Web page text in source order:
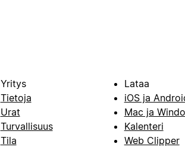
Yritys
Tietoja
Urat
Turvallisuus
Tila
Lataa
iOS ja
Mac ja
Kalenteri
Web Clipper